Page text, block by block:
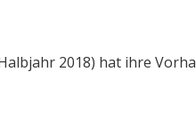
2018) hat ihre